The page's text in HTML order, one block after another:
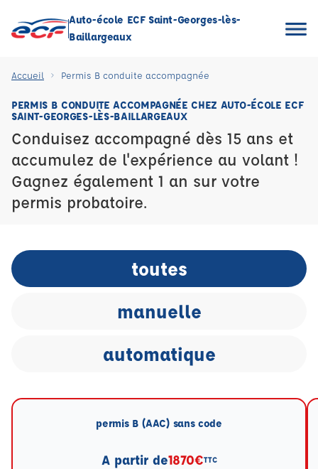
Auto-école ECF Saint-Georges-lès-
Baillargeaux
Accueil Permis B conduite accompagnée
PERMIS B CONDUITE ACCOMPAGNÉE CHEZ AUTO-ÉCOLE ECF
SAINT-GEORGES-LÈS-BAILLARGEAUX
Conduisez accompagné dès 15 ans et
accumulez de l'expérience au volant !
Gagnez également 1 an sur votre
permis probatoire.
toutes
manuelle
automatique
permis B (AAC) sans code
A partir de1870€TTC